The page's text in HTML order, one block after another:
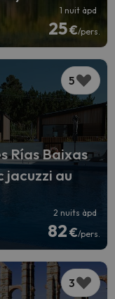
1 nuit àpd
25€/pers.
5
Rías Baixas
jacuzzi au
2 nuits àpd
82€/pers.
3